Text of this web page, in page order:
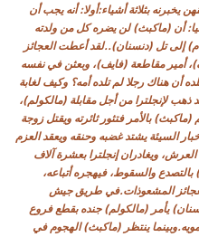
بثلاثة أشياء:أولا: أنه يجب أن
أن (ماكبث) لن يضره كل من ولدته
إلى تل (دنسنان)..لقد أعطت العجائز
أمير مقاطعة (فايف)، وبعثن في نفسه
أن هناك رجلا لم تلده أمه؟ وكيف لغابة
لإنجلترا من أجل مقابلة (مالكولم)،
بالأمر فتثور ثائرته ويقتل زوجة
السيئة يشتد غضبه وحنقه ويعقد العزم
ويغادران إنجلترا بعشرة آلاف
والسقوط، فيهجره أتباعه،
المشعوذات.في طريق جيش
يأمر (مالكولم) جنده بقطع فروع
ينتظر (ماكبث) الهجوم في